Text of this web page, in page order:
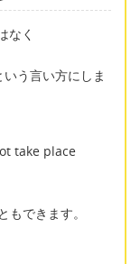
なく
う言い方にしま
take place
できます。